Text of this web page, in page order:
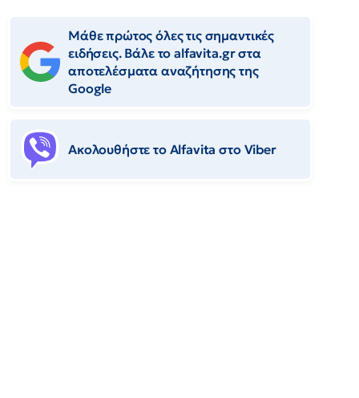
Μάθε πρώτος όλες τις σημαντικές
ειδήσεις. Βάλε το alfavita.gr στα
αποτελέσματα αναζήτησης της
Google
Ακολουθήστε το Αlfavita στο Viber